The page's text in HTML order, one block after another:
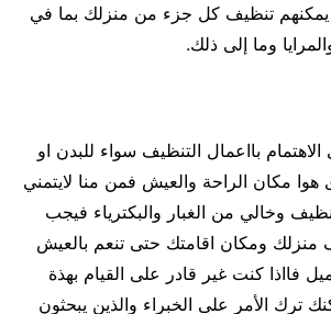
تنظيف كل جزء من منزلك بما في
وما إلى ذلك.
الاهتمام بااعمال التنظيف سواء للبدن او
مكان الراحة والعيش فمن منا لايتمني
وخالي من الغبار والبكترياء فيجب
منزلك ومكان اقامتك حتى تنعم بالعيش
فااذا كنت غير قادر على القيام بهذة
ترك الأمر على الخبراء والذين يبحثون